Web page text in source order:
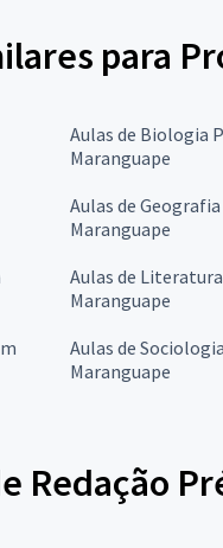
para
Aulas de Biologia
Maranguape
Aulas de
Maranguape
Aulas de
Maranguape
Aulas de
Maranguape
Redação